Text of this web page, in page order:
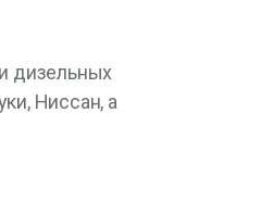
дизельных
Ниссан, а